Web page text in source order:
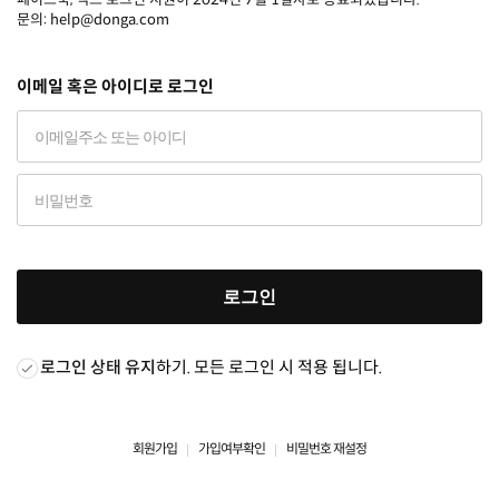
문의: help@donga.com
이메일 혹은 아이디로 로그인
로그인
로그인 상태 유지하기. 모든 로그인 시 적용 됩니다.
회원가입 가입여부확인 비밀번호 재설정